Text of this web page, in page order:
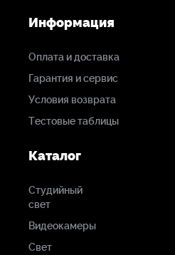
Информация
Оплата и доставка
Гарантия и сервис
Условия возврата
Тестовые таблицы
Каталог
Студийный
свет
Видеокамеры
Свет